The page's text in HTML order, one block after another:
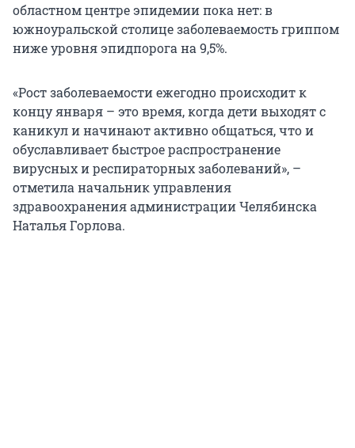
областном центре эпидемии пока нет: в
южноуральской столице заболеваемость гриппом
ниже уровня эпидпорога на 9,5%.
«Рост заболеваемости ежегодно происходит к
концу января – это время, когда дети выходят с
каникул и начинают активно общаться, что и
обуславливает быстрое распространение
вирусных и респираторных заболеваний», –
отметила начальник управления
здравоохранения администрации Челябинска
Наталья Горлова.